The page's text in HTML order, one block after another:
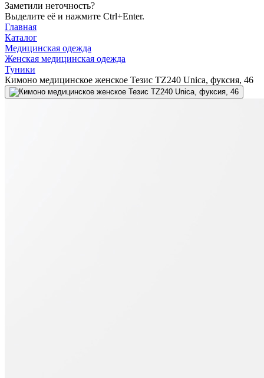
Заметили неточность?
Выделите её и нажмите Ctrl+Enter.
Главная
Каталог
Медицинская одежда
Женская медицинская одежда
Туники
Кимоно медицинское женское Тезис TZ240 Unica, фуксия, 46